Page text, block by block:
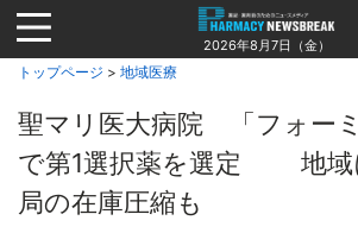
Jump
to
navigation
2026年8月7日（金）
トップページ > 地域医療
聖マリ医大病院 「フォーミ
で第1選択薬を選定 地域
局の在庫圧縮も